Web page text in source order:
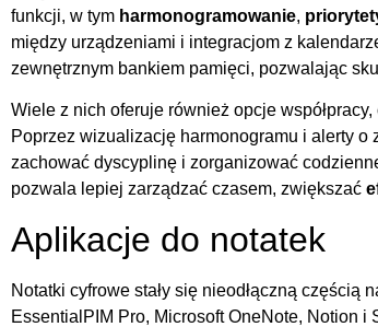
funkcji, w tym harmonogramowanie,
między urządzeniami i integracjom z
zewnętrznym bankiem pamięci, pozwalając
Wiele z nich oferuje również opcje
Poprzez wizualizację harmonogramu i alerty
zachować dyscyplinę i zorganizować
pozwala lepiej zarządzać czasem, zwiększać
Aplikacje do notatek
Notatki cyfrowe stały się nieodłączną
EssentialPIM Pro, Microsoft OneNote, Notion